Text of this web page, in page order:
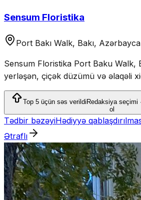
Sensum Floristika
Port Bakı Walk, Bakı,
Sensum Floristika Port Baku Walk,
yerləşən, çiçək düzümü və əlaqəli
müəssisədir.
Top 5 üçün səs verildiRedaksiya seçimi
ol
Tədbir bəzəyiHədiyyə
Ətraflı